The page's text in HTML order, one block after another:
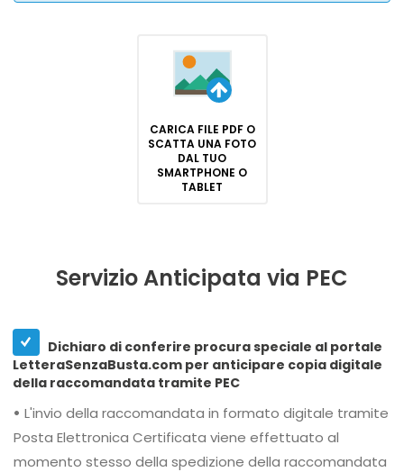
CARICA FILE PDF O
SCATTA UNA FOTO
DAL TUO
SMARTPHONE O
TABLET
Servizio Anticipata via PEC
Dichiaro di conferire procura speciale al portale
LetteraSenzaBusta.com per anticipare copia digitale
della raccomandata tramite PEC
• L'invio della raccomandata in formato digitale tramite
Posta Elettronica Certificata viene effettuato al
momento stesso della spedizione della raccomandata